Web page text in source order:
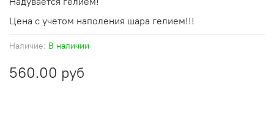
Наличие: В наличии
560.00 руб
Цена с учетом наполения шара гелием!!!